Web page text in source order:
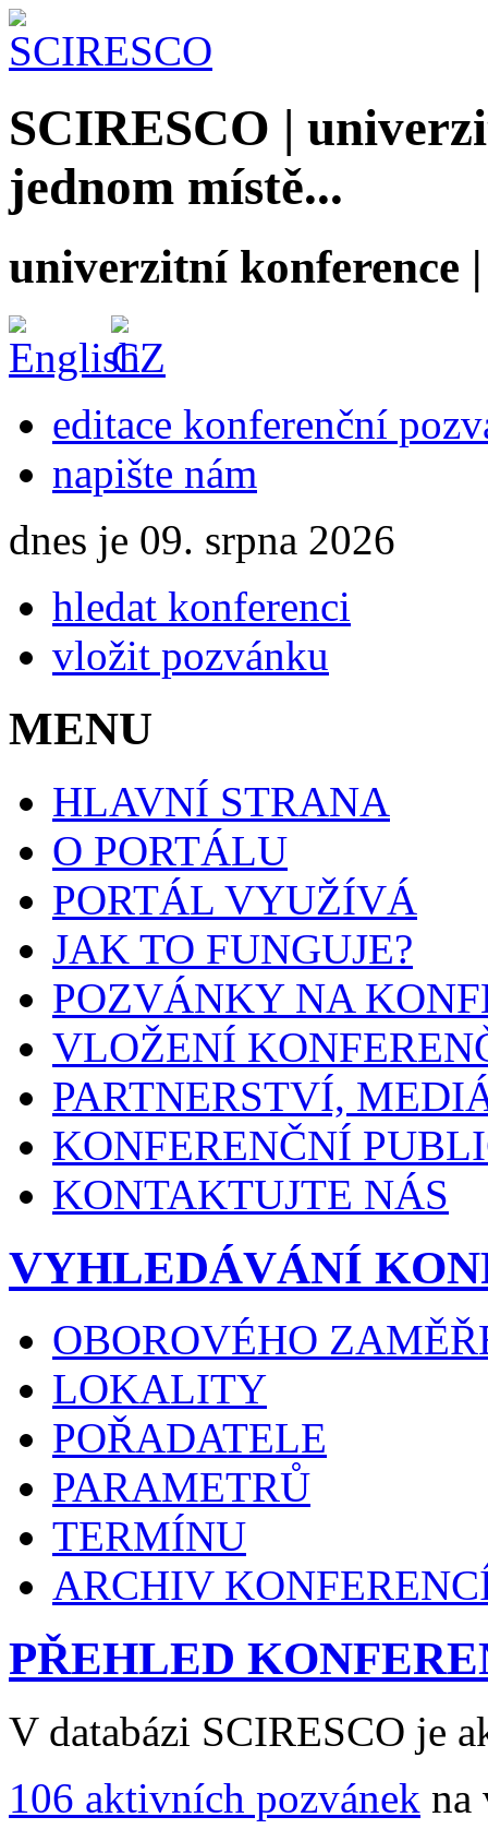
SCIRESCO |
jednom místě...
univerzitní konference
editace konferenční
napište nám
dnes je 09. srpna 2026
hledat konferenci
vložit pozvánku
MENU
HLAVNÍ STRANA
O PORTÁLU
PORTÁL VYUŽÍVÁ
JAK TO FUNGUJE?
POZVÁNKY NA
VLOŽENÍ
PARTNERSTVÍ,
KONFERENČNÍ
KONTAKTUJTE NÁS
VYHLEDÁVÁNÍ
OBOROVÉHO
LOKALITY
POŘADATELE
PARAMETRŮ
TERMÍNU
ARCHIV
PŘEHLED
V databázi SCIRESCO je
106 aktivních pozvánek na